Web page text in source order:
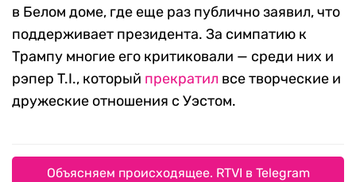
в Белом доме, где еще раз публично заявил, что
поддерживает президента. За симпатию к
Трампу многие его критиковали — среди них и
рэпер T.I., который прекратил все творческие и
дружеские отношения с Уэстом.
Объясняем происходящее. RTVI в Telegram